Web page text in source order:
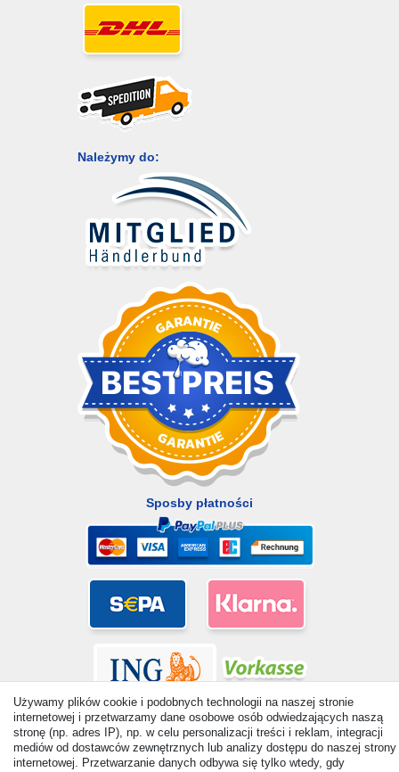
Należymy do:
Sposby płatności
Używamy plików cookie i podobnych technologii na naszej stronie
internetowej i przetwarzamy dane osobowe osób odwiedzających naszą
stronę (np. adres IP), np. w celu personalizacji treści i reklam, integracji
mediów od dostawców zewnętrznych lub analizy dostępu do naszej strony
internetowej. Przetwarzanie danych odbywa się tylko wtedy, gdy